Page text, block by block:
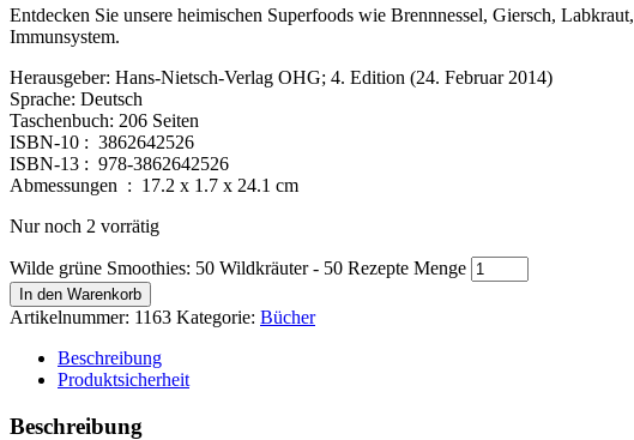
Entdecken Sie unsere heimischen Superfoods wie Brennnessel, Giersch,
Immunsystem.
Herausgeber:‎ Hans-Nietsch-Verlag OHG; 4. Edition (24. Februar 2014)
Sprache:‎ Deutsch
Taschenbuch: ‎206 Seiten
ISBN-10 : ‎ 3862642526
ISBN-13 : ‎ 978-3862642526
Abmessungen ‏ : ‎ 17.2 x 1.7 x 24.1 cm
Nur noch 2 vorrätig
Wilde grüne Smoothies: 50 Wildkräuter - 50 Rezepte Menge
In den Warenkorb
Artikelnummer: 1163 Kategorie: Bücher
Beschreibung
Produktsicherheit
Beschreibung